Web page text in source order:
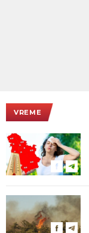
VREME